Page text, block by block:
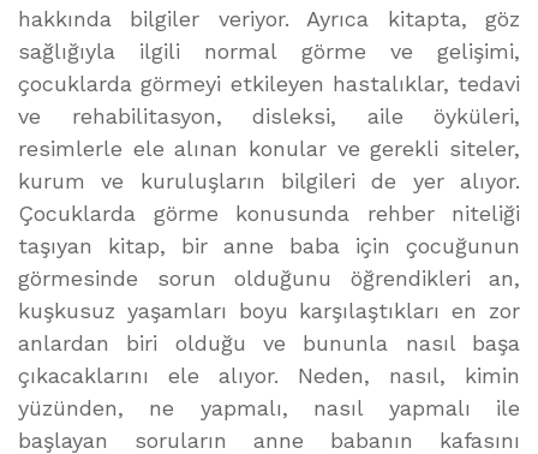
hakkında bilgiler veriyor. Ayrıca kitapta, göz
sağlığıyla ilgili normal görme ve gelişimi,
çocuklarda görmeyi etkileyen hastalıklar, tedavi
ve rehabilitasyon, disleksi, aile öyküleri,
resimlerle ele alınan konular ve gerekli siteler,
kurum ve kuruluşların bilgileri de yer alıyor.
Çocuklarda görme konusunda rehber niteliği
taşıyan kitap, bir anne baba için çocuğunun
görmesinde sorun olduğunu öğrendikleri an,
kuşkusuz yaşamları boyu karşılaştıkları en zor
anlardan biri olduğu ve bununla nasıl başa
çıkacaklarını ele alıyor. Neden, nasıl, kimin
yüzünden, ne yapmalı, nasıl yapmalı ile
başlayan soruların anne babanın kafasını